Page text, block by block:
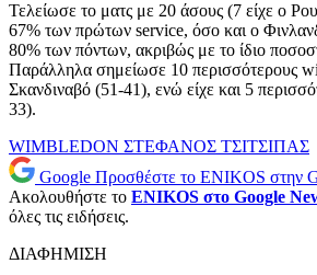
Τελείωσε το ματς με 20 άσους (7 είχε ο
67% των πρώτων service, όσο και ο
80% των πόντων, ακριβώς με το ίδιο
Παράλληλα σημείωσε 10 περισσότερους
Σκανδιναβό (51-41), ενώ είχε και 5
33).
WIMBLEDON ΣΤΕΦΑΝΟΣ ΤΣΙΤΣΙΠΑΣ
Google Προσθέστε το ENIKOS στην
Ακολουθήστε το ENIKOS στο Google
όλες τις ειδήσεις.
ΔΙΑΦΗΜΙΣΗ